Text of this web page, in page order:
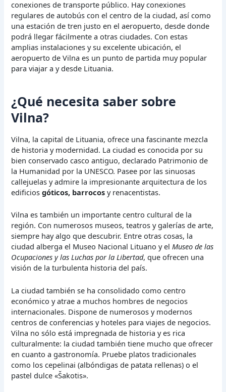
conexiones de transporte público. Hay conexiones
regulares de autobús con el centro de la ciudad, así como
una estación de tren justo en el aeropuerto, desde donde
podrá llegar fácilmente a otras ciudades. Con estas
amplias instalaciones y su excelente ubicación, el
aeropuerto de Vilna es un punto de partida muy popular
para viajar a y desde Lituania.
¿Qué necesita saber sobre
Vilna?
Vilna, la capital de Lituania, ofrece una fascinante mezcla
de historia y modernidad. La ciudad es conocida por su
bien conservado casco antiguo, declarado Patrimonio de
la Humanidad por la UNESCO. Pasee por las sinuosas
callejuelas y admire la impresionante arquitectura de los
edificiosgóticos, barrocos y renacentistas.
Vilna es también un importante centro cultural de la
región. Con numerosos museos, teatros y galerías de arte,
siempre hay algo que descubrir. Entre otras cosas, la
ciudad alberga el Museo Nacional Lituano y elMuseo de las
Ocupaciones y las Luchas por la Libertad, que ofrecen una
visión de la turbulenta historia del país.
La ciudad también se ha consolidado como centro
económico y atrae a muchos hombres de negocios
internacionales. Dispone de numerosos y modernos
centros de conferencias y hoteles para viajes de negocios.
Vilna no sólo está impregnada de historia y es rica
culturalmente: la ciudad también tiene mucho que ofrecer
en cuanto a gastronomía. Pruebe platos tradicionales
como los cepelinai (albóndigas de patata rellenas) o el
pastel dulce «Šakotis».